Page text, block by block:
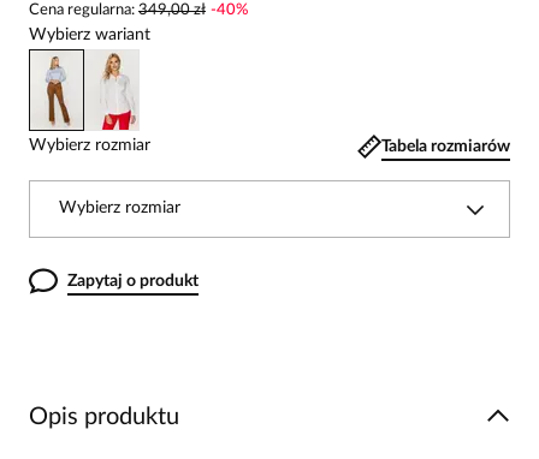
Cena regularna: 349,00 zł -40%
Wybierz wariant
Wybierz rozmiar Tabela rozmiarów
Wybierz rozmiar
Zapytaj o produkt
Opis produktu